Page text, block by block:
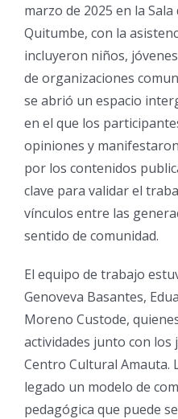
marzo de 2025 en la
Quitumbe, con la
incluyeron niños,
de organizaciones
se abrió un espacio
en el que los
opiniones y
por los contenidos
clave para validar el
vínculos entre las
sentido de comunidad.
El equipo de trabajo
Genoveva Basantes,
Moreno Custode,
actividades junto con
Centro Cultural Amauta.
legado un modelo de
pedagógica que puede